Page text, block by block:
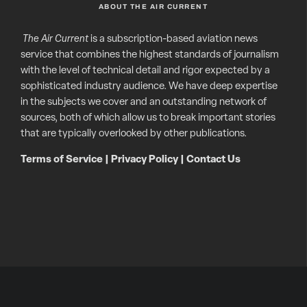
ABOUT THE AIR CURRENT
The Air Currentis a subscription-based aviation news
service that combines the highest standards of journalism
with the level of technical detail and rigor expected by a
sophisticated industry audience. We have deep expertise
in the subjects we cover and an outstanding network of
sources, both of which allow us to break important stories
that are typically overlooked by other publications.
Terms of Service Privacy Policy| Contact Us